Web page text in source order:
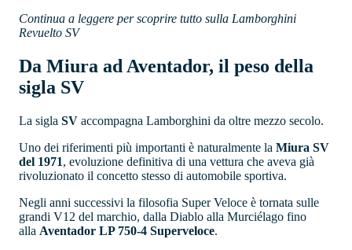
Continua a leggere per scoprire tutto sulla Lamborghini
Revuelto SV
Da Miura ad Aventador, il peso della
sigla SV
La sigla SV accompagna Lamborghini da oltre mezzo secolo.
Uno dei riferimenti più importanti è naturalmente la Miura SV
del 1971, evoluzione definitiva di una vettura che aveva già
rivoluzionato il concetto stesso di automobile sportiva.
Negli anni successivi la filosofia Super Veloce è tornata sulle
grandi V12 del marchio, dalla Diablo alla Murciélago fino
alla Aventador LP 750-4 Superveloce.